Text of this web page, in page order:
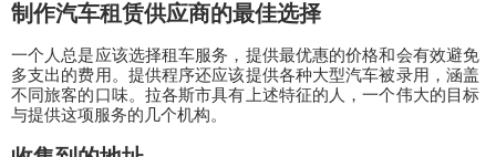
制作汽车租赁供应商的最佳选择
一个人总是应该选择租车服务，提供最优惠的价格和会有效避免
多支出的费用。提供程序还应该提供各种大型汽车被录用，涵盖
不同旅客的口味。拉各斯市具有上述特征的人，一个伟大的目标
与提供这项服务的几个机构。